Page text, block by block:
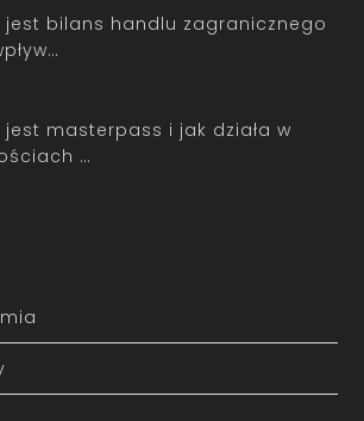
jest bilans handlu zagranicznego
masterpass i jak działa w
…